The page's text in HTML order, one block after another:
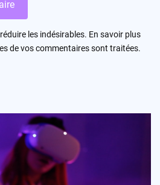
les indésirables. En savoir plus
de vos commentaires sont traitées.